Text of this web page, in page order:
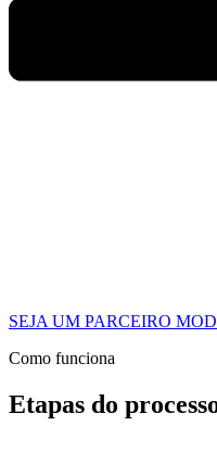
SEJA UM PARCEIRO
Como funciona
Etapas do